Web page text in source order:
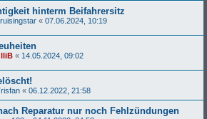
hinterm Beifahrersitz
« 07.06.2024, 10:19
« 14.05.2024, 09:02
« 06.12.2022, 21:58
Reparatur nur noch Fehlzündungen